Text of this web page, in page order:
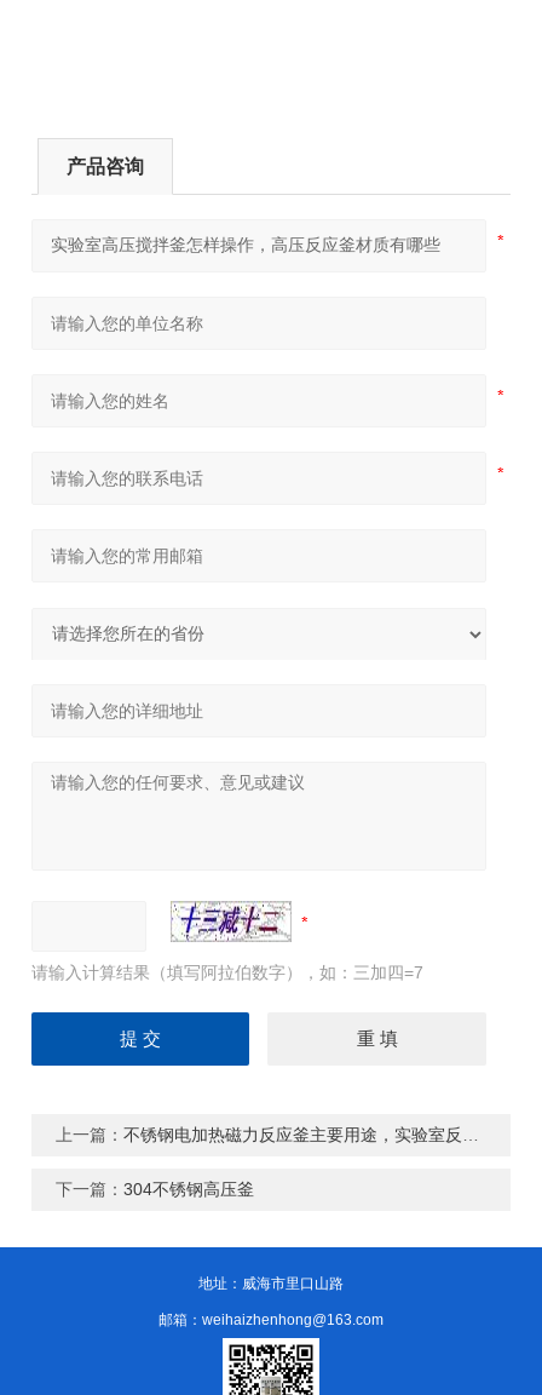
产品咨询
请输入计算结果（填写阿拉伯数字），如：三加四=7
上一篇：不锈钢电加热磁力反应釜主要用途，实验室反应釜怎样使用
下一篇：304不锈钢高压釜
地址：威海市里口山路
邮箱：weihaizhenhong@163.com